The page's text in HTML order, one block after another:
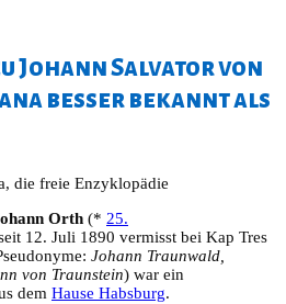
Johann Salvator von
besser bekannt als
die freie Enzyklopädie
Orth (* 25.
12. Juli 1890 vermisst bei Kap Tres
Johann Traunwald,
von Traunstein) war ein
dem Hause Habsburg.